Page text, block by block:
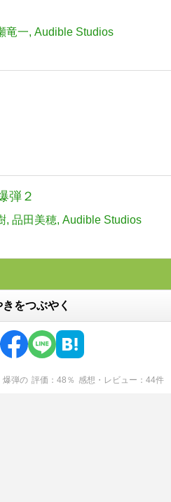
竜一 Audible Studios
弾２
品田美穂 Audible Studios
をつぶやく
爆弾の 評価 48 ％ 感想・レビュー 44件